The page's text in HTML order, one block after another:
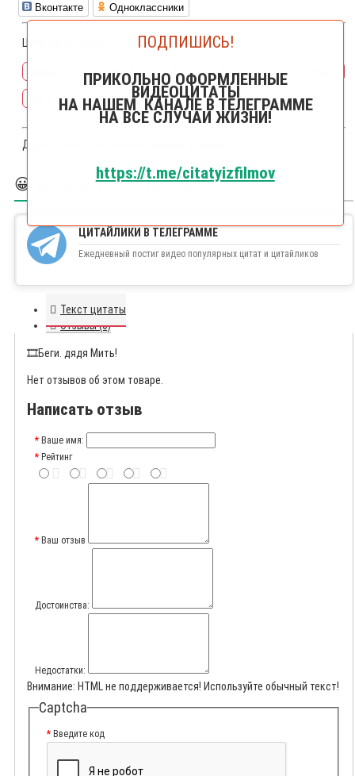
Вконтакте Одноклассники
Цитаты на тему🔎:
спасение побег бежать скрываться
беги побежать скройся спасайся спасаться
Другие цитаты из фильма
😀 БОЛЬШЕ ЦИТАЙЛИКОВ
ЦИТАЙЛИКИ В ТЕЛЕГРАММЕ
Ежедневный постиг видео популярных цитат и цитайликов
Текст цитаты
Отзывы (0)
🎞️Беги. дядя Мить!
Нет отзывов об этом товаре.
Написать отзыв
Ваше имя:
Рейтинг
Ваш отзыв
Достоинства:
Недостатки:
Внимание: HTML не поддерживается! Используйте обычный текст!
Captcha
Введите код
ПОДПИШИСЬ!
ПРИКОЛЬНО ОФОРМЛЕННЫЕ
ВИДЕОЦИТАТЫ
НА НАШЕМ КАНАЛЕ В ТЕЛЕГРАММЕ
НА ВСЕ СЛУЧАИ ЖИЗНИ!
https://t.me/citatyizfilmov